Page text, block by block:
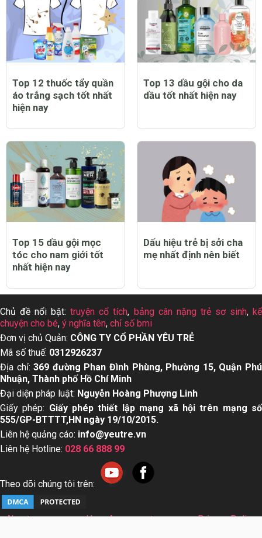
Top 12 thuốc tẩy quần
áo trắng sạch tốt nhất
hiện nay
Top 13 dầu gội cho da
dầu tốt nhất hiện nay
Top 15 dầu gội mọc
tóc cho nam giới tốt
nhất hiện nay
Dấu hiệu trẻ bị sởi cha
mẹ nhất định nên biết
Chủ đề nổi bật:truyện cổ tích, bảng cân nặng trẻ sơ sinh,kể
chuyện cho bé, ý nghĩa tên, chỉ số bmi
Đơn vị chủ Quản: CÔNG TY CỔ PHẦN YÊU TRẺ
Mã số thuế: 0312926237
Địa chỉ:369 đường Phan Đình Phùng, Phường 15, Quận Phú
Nhuận, Thành phố Hồ Chí Minh
Đại diện pháp luật: Nguyễn Hoàng Phượng Linh
Giấy phép: Giấy phép thiết lập mạng xã hội trên mạng số
555/GP-BTTTT,HN ngày 19/10/2015.
Liên hệ quảng cáo: info@yeutre.vn
Liên hệ Hotline: 028 66 888 99
Theo dõi chúng tôi trên:
About us User Agreement
Privacy Policy